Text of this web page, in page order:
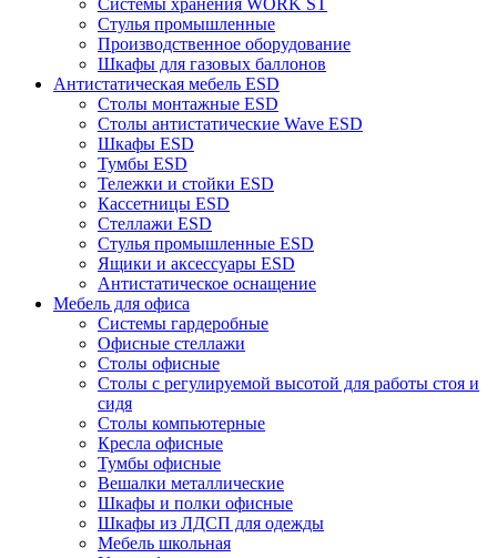
Стулья промышленные
Производственное оборудование
Шкафы для газовых баллонов
Антистатическая мебель ESD
Столы монтажные ESD
Столы антистатические Wave ESD
Шкафы ESD
Тумбы ESD
Тележки и стойки ESD
Кассетницы ESD
Стеллажи ESD
Стулья промышленные ESD
Ящики и аксессуары ESD
Антистатическое оснащение
Мебель для офиса
Системы гардеробные
Офисные стеллажи
Столы офисные
Столы с регулируемой высотой для работы стоя и
сидя
Столы компьютерные
Кресла офисные
Тумбы офисные
Вешалки металлические
Шкафы и полки офисные
Шкафы из ЛДСП для одежды
Мебель школьная